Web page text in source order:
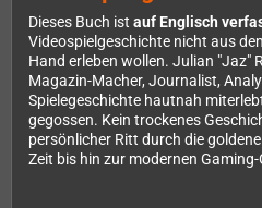
Dieses Buch ist auf Englisch
Videospielgeschichte nicht aus
Hand erleben wollen. Julian "Jaz"
Magazin-Macher, Journalist,
Spielegeschichte hautnah
gegossen. Kein trockenes
persönlicher Ritt durch die
Zeit bis hin zur modernen